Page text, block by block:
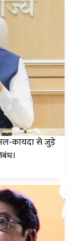
अल-कायदा से जुड़े